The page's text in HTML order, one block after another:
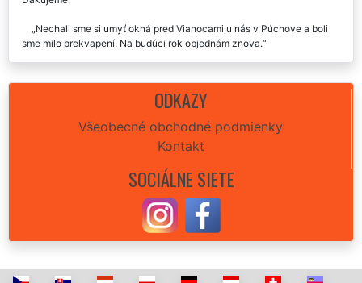
Nechali sme si umyť okná pred Vianocami u nás v Púchove a boli
sme milo prekvapení. Na budúci rok objednám znova.
Môžem firmu EXTRA UPRATOVANIE len odporučiť. Nie je možné
v Púchove sme si nechali umyť všetky okná v našom byte a sme za
Využili sme služby tejto spoločnosti v Púchove a môžeme len a len
ODKAZY
Všeobecné obchodné podmienky
Kontakt
SOCIÁLNE SIETE